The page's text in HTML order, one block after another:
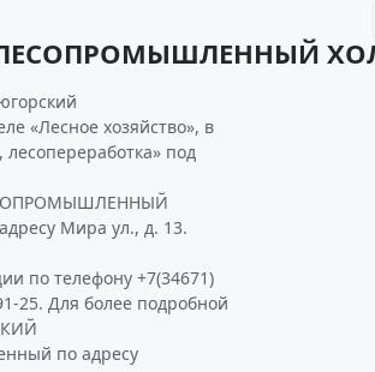
«Лесное хозяйство», в
под
Мира ул., д. 13.
по телефону +7(34671)
25. Для более подробной
по адресу